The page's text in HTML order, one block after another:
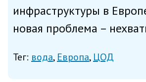
инфраструктуры в
новая проблема –
центров, обнаружили
Тег: вода Европа ЦОД